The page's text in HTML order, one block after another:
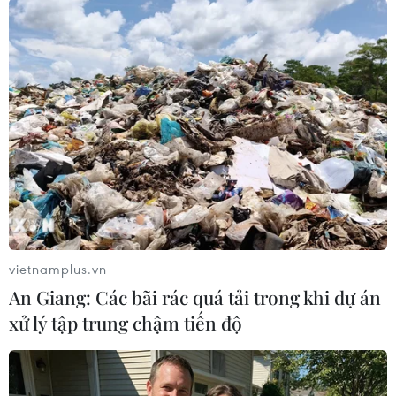
Sau khi Thủ tướng Abe trở lại nắm quyền vào
tháng 12/2012, ông Suga được bổ nhiệm vào vị
trí Chánh Văn phòng Nội các và giữ vị trí này
cho đến nay.
Ngoài ra, ông Suga đã từng giữ chức quyền
Tổng Thư ký Điều hành LDP./.
(TTXVN/Vietnam+)
vietnamplus.vn
An Giang: Các bãi rác quá tải trong khi dự án
xử lý tập trung chậm tiến độ